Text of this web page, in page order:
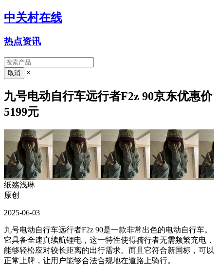
中关村在线
热点资讯
×
九号电动自行车远行者F2z 90京东优惠价
5199元
纸殇浅琳
原创
2025-06-03
九号电动自行车远行者F2z 90是一款非常出色的电动自行车。
它具备全速真续航锂电，这一特性使得骑行者无需频繁充电，
能够轻松应对较长距离的出行需求。而且它符合新国标，可以
正常上牌，让用户能够合法合规地在道路上骑行。